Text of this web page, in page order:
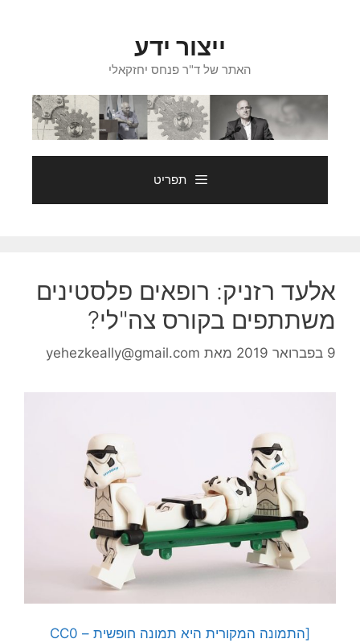
ייצור ידע
האתר של ד"ר פנחס יחזקאלי
תפריט
אלעד רזניק: רופאים פלסטינים
משתתפים בקורס צה"לי?
9 בפברואר 2019 מאת yehezkeally@gmail.com
[התמונה המקורית היא תמונה חופשית – CC0